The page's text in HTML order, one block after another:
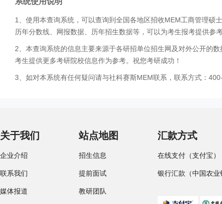
1、使用本查询系统，可以查询到全国各地区招收MEM工商管理硕
历年分数线、网报数据、历年招生数据等，可以为考生报考提供参
2、本查询系统的信息主要来源于各研招单位招生网及对外公开的
考生提供更多考研院校信息作为参考。祝您考研成功！
3、如对本系统有任何疑问请与社科赛斯MEM联系，联系方式：
关于我们
企业介绍
联系我们
媒体报道
站点地图
招生信息
提前面试
教研团队
汇款方式
在线支付（支付宝）
银行汇款（中国农业